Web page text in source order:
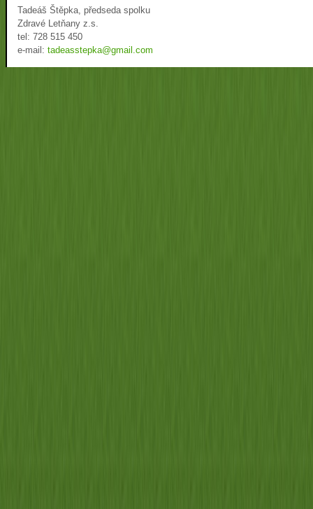
Tadeáš Štěpka, předseda spolku
Zdravé Letňany z.s.
tel: 728 515 450
e-mail: tadeasstepka@gmail.com